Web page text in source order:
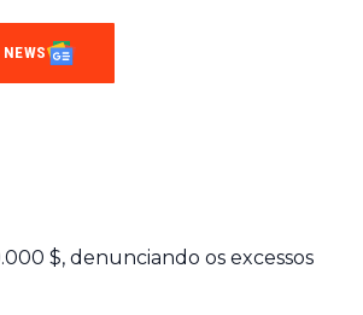
$, denunciando os excessos